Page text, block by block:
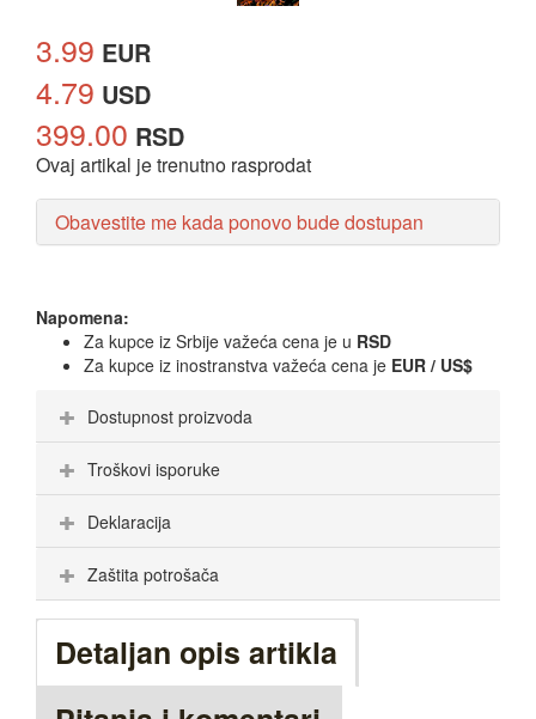
3.99 EUR
4.79 USD
399.00 RSD
Ovaj artikal je trenutno rasprodat
Obavestite me kada ponovo bude dostupan
Napomena:
Za kupce iz Srbije važeća cena je u RSD
Za kupce iz inostranstva važeća cena je EUR / US$
Dostupnost proizvoda
Troškovi isporuke
Deklaracija
Zaštita potrošača
Detaljan opis artikla